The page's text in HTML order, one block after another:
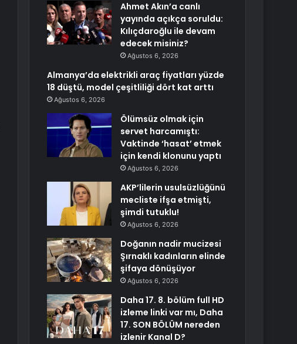
Ahmet Akın’a canlı
yayında açıkça soruldu:
Kılıçdaroğlu ile devam
edecek misiniz?
Ağustos 6, 2026
Almanya’da elektrikli araç fiyatları yüzde
18 düştü, model çeşitliliği dört kat arttı
Ağustos 6, 2026
Ölümsüz olmak için
servet harcamıştı:
Vaktinde ‘hasat’ etmek
için kendi klonunu yaptı
Ağustos 6, 2026
AKP’lilerin usulsüzlüğünü
mecliste ifşa etmişti,
şimdi tutuklu!
Ağustos 6, 2026
Doğanın nadir mucizesi
Şırnaklı kadınların elinde
şifaya dönüşüyor
Ağustos 6, 2026
Daha 17. 8. bölüm full HD
izleme linki var mı, Daha
17. SON BÖLÜM nereden
izlenir Kanal D?